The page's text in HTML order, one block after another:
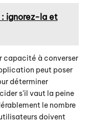
: ignorez-la et
capacité à converser
peut poser
déterminer
s’il vaut la peine
le nombre
doivent